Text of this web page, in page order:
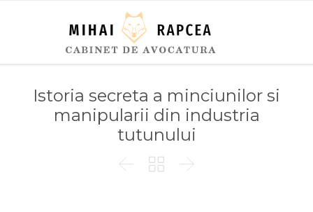
Istoria secreta a minciunilor si
manipularii din industria
tutunului
  